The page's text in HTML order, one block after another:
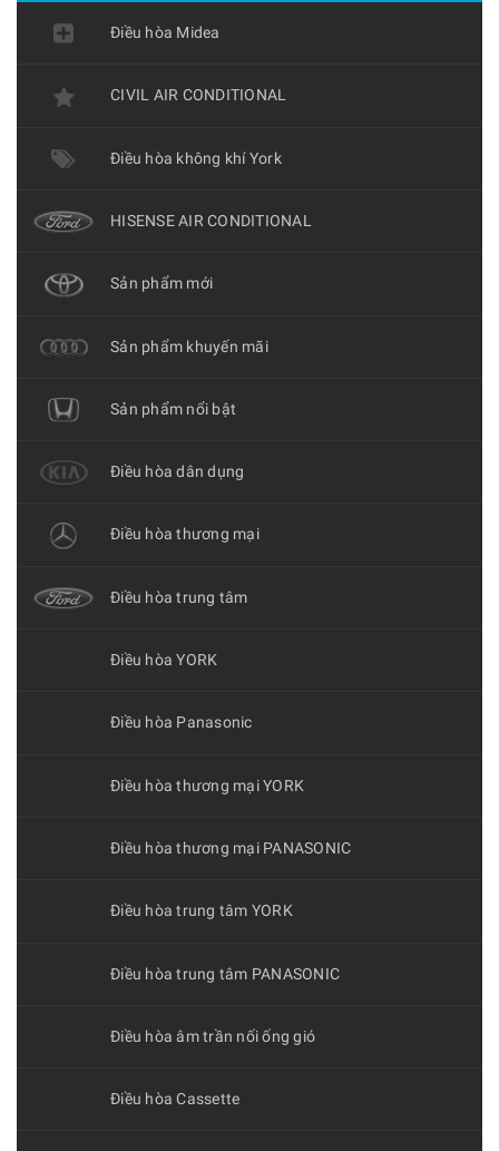
Điều hòa Midea
CIVIL AIR CONDITIONAL
Điều hòa không khí York
HISENSE AIR CONDITIONAL
Sản phẩm mới
Sản phẩm khuyến mãi
Sản phẩm nổi bật
Điều hòa dân dụng
Điều hòa thương mại
Điều hòa trung tâm
Điều hòa YORK
Điều hòa Panasonic
Điều hòa thương mại YORK
Điều hòa thương mại PANASONIC
Điều hòa trung tâm YORK
Điều hòa trung tâm PANASONIC
Điều hòa âm trần nối ống gió
Điều hòa Cassette